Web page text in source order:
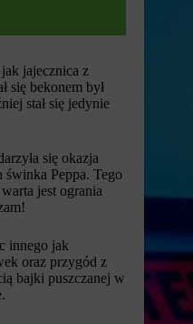
jajecznica z
się bekonem był
stał się jedynie
się okazja
Peppa. Tego
jest ogrania
innego jak
oraz przygód z
bajki puszczanej w